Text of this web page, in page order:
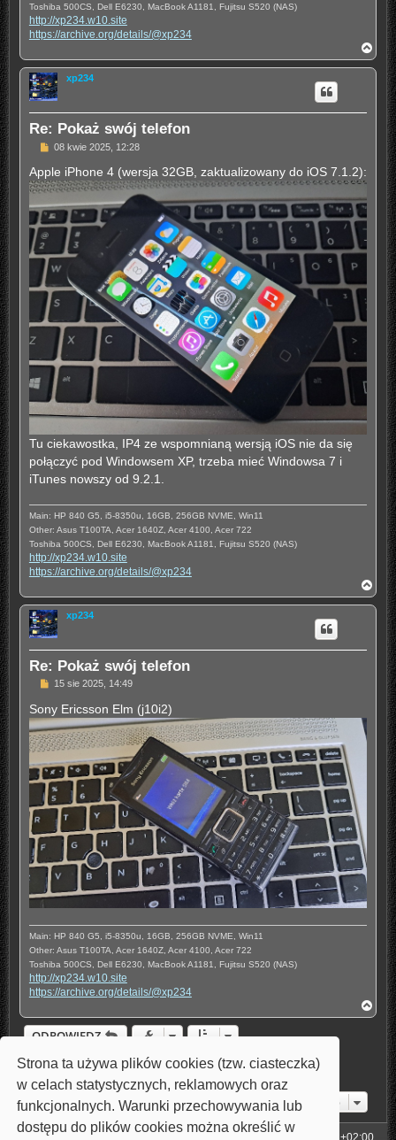
Strona ta używa plików cookies (tzw. ciasteczka)
w celach statystycznych, reklamowych oraz
funkcjonalnych. Warunki przechowywania lub
dostępu do plików cookies można określić w
Toshiba 500CS, Dell E6230, MacBook A1181, Fujitsu S520 (NAS)
http://xp234.w10.site
https://archive.org/details/@xp234
a
g
xp234
Re: Pokaż swój telefon
P
s
t
08 kwie 2025, 12:28
Apple iPhone 4 (wersja 32GB, zaktualizowany do iOS 7.1.2):
Tu ciekawostka, IP4 ze wspomnianą wersją iOS nie da się
połączyć pod Windowsem XP, trzeba mieć Windowsa 7 i
iTunes nowszy od 9.2.1.
Main: HP 840 G5, i5-8350u, 16GB, 256GB NVME, Win11
Other: Asus T100TA, Acer 1640Z, Acer 4100, Acer 722
Toshiba 500CS, Dell E6230, MacBook A1181, Fujitsu S520 (NAS)
http://xp234.w10.site
https://archive.org/details/@xp234
a
g
xp234
Re: Pokaż swój telefon
P
s
t
15 sie 2025, 14:49
Sony Ericsson Elm (j10i2)
Main: HP 840 G5, i5-8350u, 16GB, 256GB NVME, Win11
Other: Asus T100TA, Acer 1640Z, Acer 4100, Acer 722
Toshiba 500CS, Dell E6230, MacBook A1181, Fujitsu S520 (NAS)
http://xp234.w10.site
https://archive.org/details/@xp234
a
ODPOWIEDZ
Posty: 33 Poprzednia
1 2 3 4
Przejdź do
Strona główna UTC+02:00